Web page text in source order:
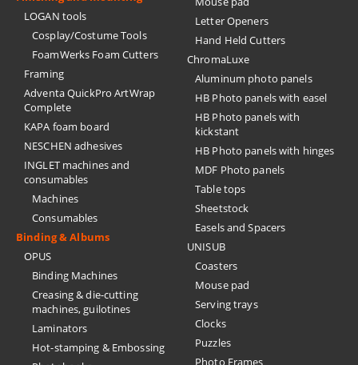
LOGAN tools
Cosplay/Costume Tools
FoamWerks Foam Cutters
Framing
Adventa QuickPro ArtWrap
Complete
KAPA foam board
NESCHEN adhesives
INGLET machines and
consumables
Machines
Consumables
Binding & Albums
OPUS
Binding Machines
Creasing & die-cutting
machines, guilotines
Laminators
Hot-stamping & Embossing
Letter Openers
Hand Held Cutters
ChromaLuxe
Aluminum photo panels
HB Photo panels with easel
HB Photo panels with
kickstant
HB Photo panels with hinges
MDF Photo panels
Table tops
Sheetstock
Easels and Spacers
UNISUB
Coasters
Mouse pad
Serving trays
Clocks
Puzzles
Photo Frames